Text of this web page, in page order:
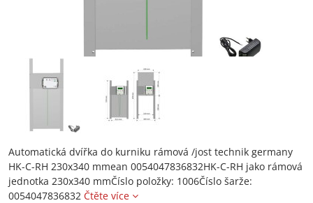
Automatická dvířka do kurniku rámová /jost technik germany
HK-C-RH 230x340 mmean 0054047836832HK-C-RH jako rámová
jednotka 230x340 mmČíslo položky: 1006Číslo šarže:
0054047836832 Čtěte více